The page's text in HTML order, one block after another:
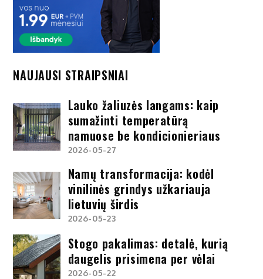
NAUJAUSI STRAIPSNIAI
Lauko žaliuzės langams: kaip
sumažinti temperatūrą
namuose be kondicionieriaus
2026-05-27
Namų transformacija: kodėl
vinilinės grindys užkariauja
lietuvių širdis
2026-05-23
Stogo pakalimas: detalė, kurią
daugelis prisimena per vėlai
2026-05-22